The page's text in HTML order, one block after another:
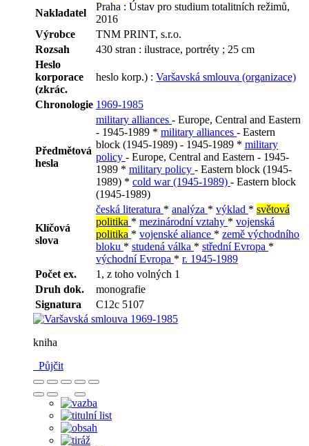
Nakladatel
Praha : Ústav pro studium totalitních režimů,
2016
Výrobce
TNM PRINT, s.r.o.
Rozsah
430 stran : ilustrace, portréty ; 25 cm
Heslo
korporace
(zkrác.
heslo korp.) : Varšavská smlouva (organizace)
Chronologie 1969-1985
Předmětová
hesla
military alliances - Europe, Central and Eastern
- 1945-1989 * military alliances - Eastern
block (1945-1989) - 1945-1989 * military
policy - Europe, Central and Eastern - 1945-
1989 * military policy - Eastern block (1945-
1989) * cold war (1945-1989) - Eastern block
(1945-1989)
Klíčová
slova
česká literatura * analýza * výklad * světová
politika * mezinárodní vztahy * vojenská
politika * vojenské aliance * země východního
bloku * studená válka * střední Evropa *
východní Evropa * r. 1945-1989
Počet ex.
1, z toho volných 1
Druh dok.
monografie
Signatura
C12c 5107
kniha
Půjčit